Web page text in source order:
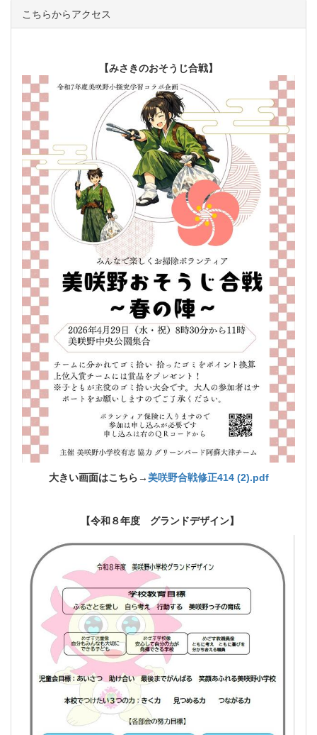
こちらからアクセス
【みさきのおそうじ合戦】
大きい画面はこちら→美咲野合戦修正414 (2).pdf
【令和８年度 グランドデザイン】